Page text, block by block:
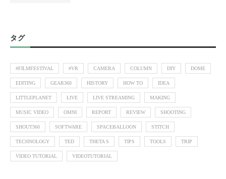
タグ
#FILMFESTIVAL #VR CAMERA COLUMN DIY DOME
EDITING GEAR360 HISTORY HOW TO IDEA
LITTLEPLANET LIVE LIVE STREAMING MAKING
MUSIC VIDEO OMNI REPORT REVIEW SHOOTING
SHOUT360 SOFTWARE SPACEBALLOON STITCH
TECHNOLOGY TED THETA S TIPS TOOLS TRIP
VIDEO TUTORIAL VIDEOTUTORIAL